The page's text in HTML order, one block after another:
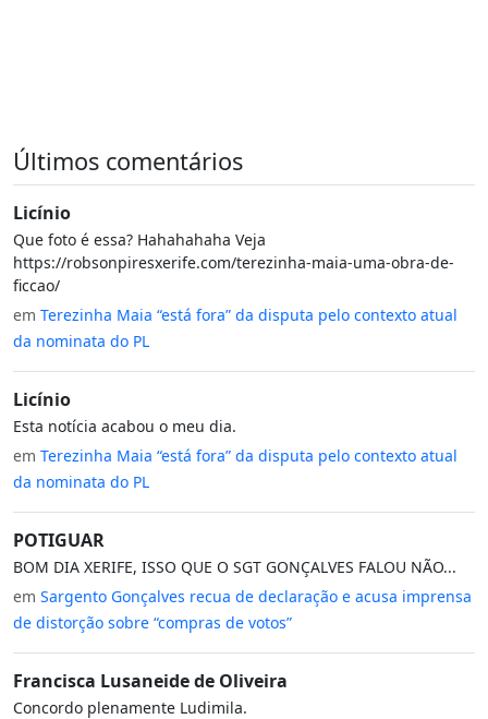
Últimos comentários
Licínio
Que foto é essa? Hahahahaha Veja
https://robsonpiresxerife.com/terezinha-maia-uma-obra-de-
ficcao/
em Terezinha Maia “está fora” da disputa pelo contexto atual
da nominata do PL
Licínio
Esta notícia acabou o meu dia.
em Terezinha Maia “está fora” da disputa pelo contexto atual
da nominata do PL
POTIGUAR
BOM DIA XERIFE, ISSO QUE O SGT GONÇALVES FALOU NÃO...
em Sargento Gonçalves recua de declaração e acusa imprensa
de distorção sobre “compras de votos”
Francisca Lusaneide de Oliveira
Concordo plenamente Ludimila.